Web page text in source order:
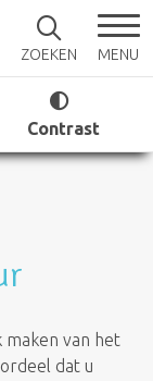
ZOEKEN MENU
Contrast
maken van het
dat u